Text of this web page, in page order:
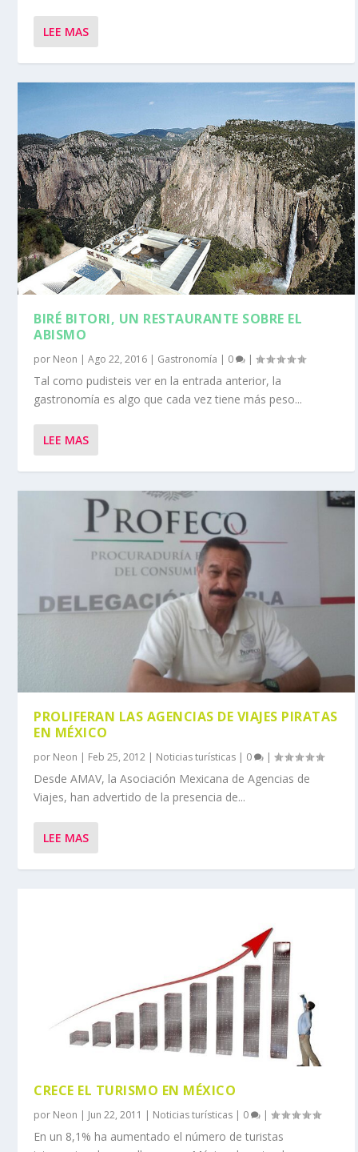
LEE MAS
BIRÉ BITORI, UN RESTAURANTE SOBRE EL
ABISMO
por Neon |Ago 22, 2016 | Gastronomía | 0 |
Tal como pudisteis ver en la entrada anterior, la
gastronomía es algo que cada vez tiene más peso...
LEE MAS
PROLIFERAN LAS AGENCIAS DE VIAJES PIRATAS
EN MÉXICO
por Neon | Feb 25, 2012 | Noticias turísticas | 0 |
Desde AMAV, la Asociación Mexicana de Agencias de
Viajes, han advertido de la presencia de...
LEE MAS
CRECE EL TURISMO EN MÉXICO
por Neon | Jun 22, 2011 | Noticias turísticas | 0 |
En un 8,1% ha aumentado el número de turistas